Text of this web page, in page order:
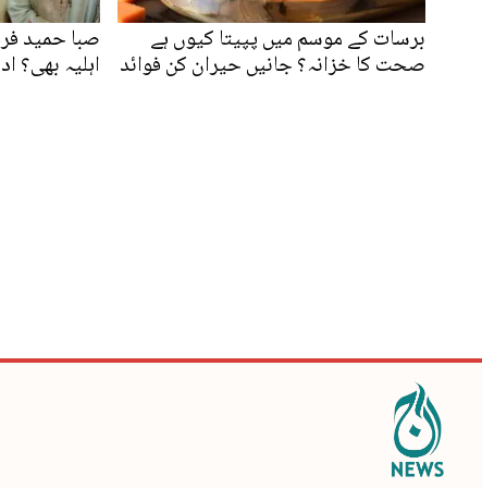
برسات کے موسم میں پپیتا کیوں ہے
صحت کا خزانہ؟ جانیں حیران کن فوائد
صبا حمید
اہلیہ بھی؟